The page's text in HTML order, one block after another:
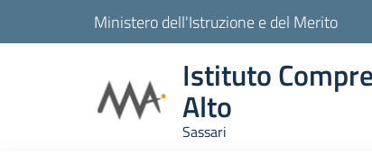
Ministero dell'Istruzione e del Merito
Istituto
Alto
Sassari